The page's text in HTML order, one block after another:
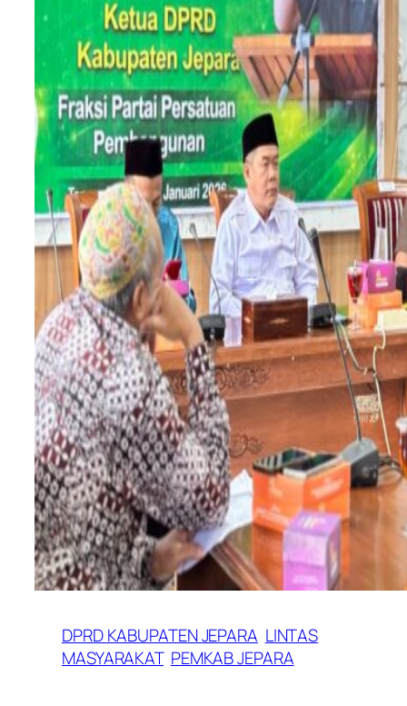
DPRD KABUPATEN JEPARA LINTAS
MASYARAKAT PEMKAB JEPARA